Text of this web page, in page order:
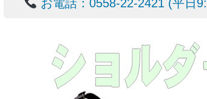
お電話：0558-22-2421 (平日